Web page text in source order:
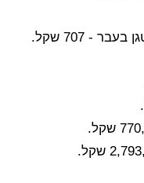
- 707 שקל.